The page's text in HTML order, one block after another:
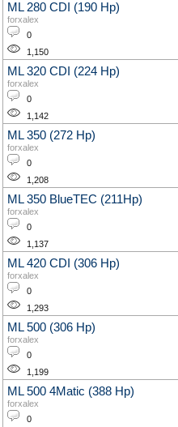
ML 280 CDI (190 Hp)
forxalex
0
1,150
ML 320 CDI (224 Hp)
forxalex
0
1,142
ML 350 (272 Hp)
forxalex
0
1,208
ML 350 BlueTEC (211Hp)
forxalex
0
1,137
ML 420 CDI (306 Hp)
forxalex
0
1,293
ML 500 (306 Hp)
forxalex
0
1,199
ML 500 4Matic (388 Hp)
forxalex
0